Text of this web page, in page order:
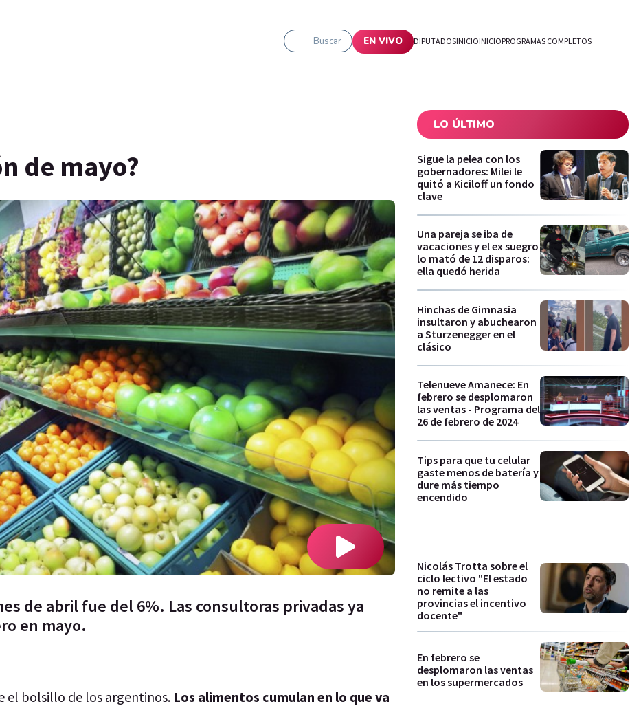
Buscar EN VIVO DIPUTADOSINICIOINICIOPROGRAMAS COMPLETOS
de mayo?
de abril fue del 6%. Las consultoras privadas ya
en mayo.
el bolsillo de los argentinos. Los alimentos cumulan en lo que va
LO ÚLTIMO
Sigue la pelea con los
gobernadores: Milei le
quitó a Kiciloff un fondo
clave
Una pareja se iba de
vacaciones y el ex suegro
lo mató de 12 disparos:
ella quedó herida
Hinchas de Gimnasia
insultaron y abuchearon
a Sturzenegger en el
clásico
Telenueve Amanece: En
febrero se desplomaron
las ventas - Programa del
26 de febrero de 2024
Tips para que tu celular
gaste menos de batería y
dure más tiempo
encendido
Nicolás Trotta sobre el
ciclo lectivo "El estado
no remite a las
provincias el incentivo
docente"
En febrero se
desplomaron las ventas
en los supermercados